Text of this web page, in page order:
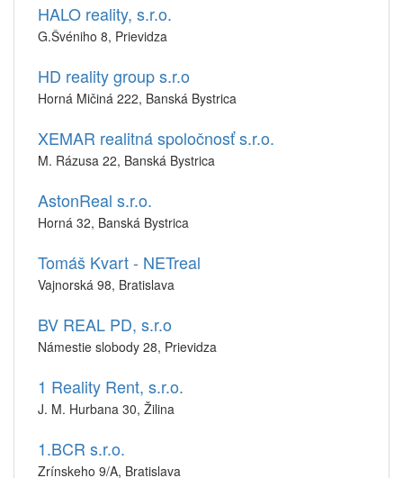
HALO reality, s.r.o.
G.Švéniho 8, Prievidza
HD reality group s.r.o
Horná Mičiná 222, Banská Bystrica
XEMAR realitná spoločnosť s.r.o.
M. Rázusa 22, Banská Bystrica
AstonReal s.r.o.
Horná 32, Banská Bystrica
Tomáš Kvart - NETreal
Vajnorská 98, Bratislava
BV REAL PD, s.r.o
Námestie slobody 28, Prievidza
1 Reality Rent, s.r.o.
J. M. Hurbana 30, Žilina
1.BCR s.r.o.
Zrínskeho 9/A, Bratislava